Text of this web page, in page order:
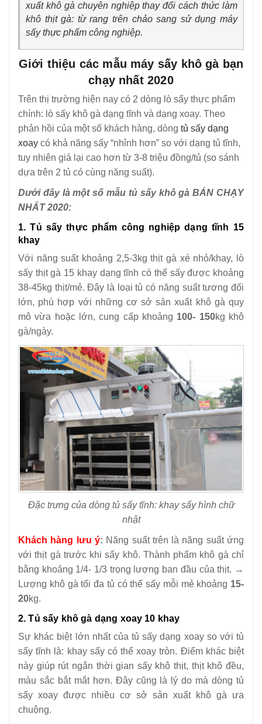
xuất khô gà chuyên nghiệp thay đổi cách thức làm
khô thịt gà: từ rang trên chảo sang sử dụng máy
sấy thực phẩm công nghiệp.
Giới thiệu các mẫu máy sấy khô gà bạn
chạy nhất 2020
Trên thị trường hiện nay có 2 dòng lò sấy thực phẩm
chính: lò sấy khô gà dạng tĩnh và dạng xoay. Theo
phản hồi của một số khách hàng, dòng tủ sấy dạng
xoay có khả năng sấy “nhỉnh hơn” so với dạng tủ tĩnh,
tuy nhiên giá lại cao hơn từ 3-8 triệu đồng/tủ (so sánh
dựa trên 2 tủ có cùng năng suất).
Dưới đây là một số mẫu tủ sấy khô gà BÁN CHẠY
NHẤT 2020:
1. Tủ sấy thực phẩm công nghiệp dạng tĩnh 15
khay
Với năng suất khoảng 2,5-3kg thịt gà xé nhỏ/khay, lò
sấy thịt gà 15 khay dạng tĩnh có thể sấy được khoảng
38-45kg thịt/mẻ. Đây là loại tủ có năng suất tương đối
lớn, phù hợp với những cơ sở sản xuất khô gà quy
mô vừa hoặc lớn, cung cấp khoảng 100- 150kg khô
gà/ngày.
Đặc trưng của dòng tủ sấy tĩnh: khay sấy hình chữ
nhật
Khách hàng lưu ý: Năng suất trên là năng suất ứng
với thịt gà trước khi sấy khô. Thành phẩm khô gà chỉ
bằng khoảng 1/4- 1/3 trọng lượng ban đầu của thịt. →
Lượng khô gà tối đa tủ có thể sấy mỗi mẻ khoảng 15-
20kg.
2. Tủ sấy khô gà dạng xoay 10 khay
Sự khác biệt lớn nhất của tủ sấy dạng xoay so với tủ
sấy tĩnh là: khay sấy có thể xoay tròn. Điểm khác biệt
này giúp rút ngắn thời gian sấy khô thịt, thịt khô đều,
màu sắc bắt mắt hơn. Đây cũng là lý do mà dòng tủ
sấy xoay được nhiều cơ sở sản xuất khô gà ưa
chuộng.